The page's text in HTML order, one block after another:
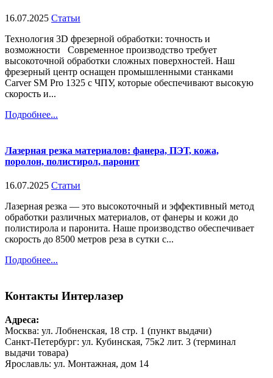
16.07.2025 Статьи
Технология 3D фрезерной обработки: точность и
возможности Современное производство требует
высокоточной обработки сложных поверхностей. Наш
фрезерный центр оснащен промышленными станками
Carver SM Pro 1325 с ЧПУ, которые обеспечивают высокую
скорость и...
Подробнее...
Лазерная резка материалов: фанера, ПЭТ, кожа,
поролон, полистирол, паронит
16.07.2025 Статьи
Лазерная резка — это высокоточный и эффективный метод
обработки различных материалов, от фанеры и кожи до
полистирола и паронита. Наше производство обеспечивает
скорость до 8500 метров реза в сутки с...
Подробнее...
Контакты Интерлазер
Адреса:
Москва: ул. Лобненская, 18 стр. 1 (пункт выдачи)
Санкт-Петербург: ул. Кубинская, 75к2 лит. 3 (терминал
выдачи товара)
Ярославль: ул. Монтажная, дом 14